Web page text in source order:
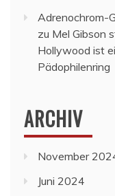
Adrenochrom-
zu Mel Gibson
Hollywood ist
Pädophilenring
ARCHIV
November
Juni 2024